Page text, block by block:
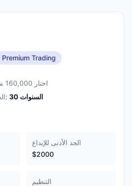
Premium Trading
اختار 160,000 من المتداولين هذا الوسيط
الخبرة: 30 السنوات
الحد الأدنى للإيداع
$2000
التنظيم